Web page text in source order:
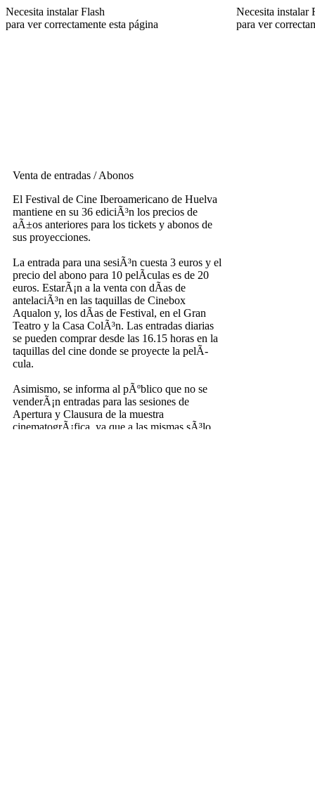
Necesita instalar Flash
para ver correctamente esta página
Venta de entradas / Abonos
El Festival de Cine Iberoamericano de Huelva
mantiene en su 36 ediciÃ³n los precios de
aÃ±os anteriores para los tickets y abonos de
sus proyecciones.
La entrada para una sesiÃ³n cuesta 3 euros y el
precio del abono para 10 pelÃ­culas es de 20
euros. EstarÃ¡n a la venta con dÃ­as de
antelaciÃ³n en las taquillas de Cinebox
Aqualon y, los dÃ­as de Festival, en el Gran
Teatro y la Casa ColÃ³n. Las entradas diarias
se pueden comprar desde las 16.15 horas en la
taquillas del cine donde se proyecte la pelÃ­
cula.
Asimismo, se informa al pÃºblico que no se
venderÃ¡n entradas para las sesiones de
Apertura y Clausura de la muestra
cinematogrÃ¡fica, ya que a las mismas sÃ³lo
Necesita instalar
para ver